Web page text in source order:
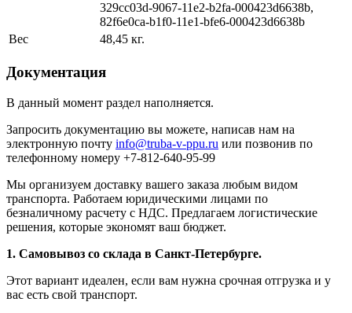
329cc03d-9067-11e2-b2fa-000423d6638b,
82f6e0ca-b1f0-11e1-bfe6-000423d6638b
Вес
48,45 кг.
Документация
В данный момент раздел наполняется.
Запросить документацию вы можете, написав нам на
электронную почту info@truba-v-ppu.ru или позвонив по
телефонному номеру +7-812-640-95-99
Мы организуем доставку вашего заказа любым видом
транспорта. Работаем юридическими лицами по
безналичному расчету с НДС. Предлагаем логистические
решения, которые экономят ваш бюджет.
1. Самовывоз со склада в Санкт-Петербурге.
Этот вариант идеален, если вам нужна срочная отгрузка и у
вас есть свой транспорт.